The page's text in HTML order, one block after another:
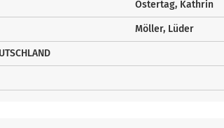
Ostertag, Kathrin
Möller, Lüder